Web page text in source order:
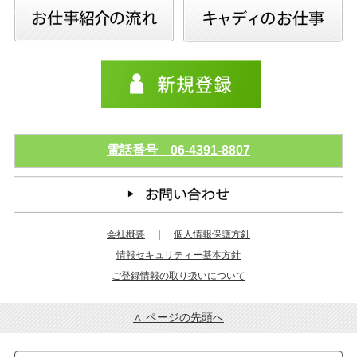
電話番号 06-4391-8807
会社概要
個人情報保護方針
情報セキュリティー基本方針
ご登録情報の取り扱いについて
∧ ページの先頭へ